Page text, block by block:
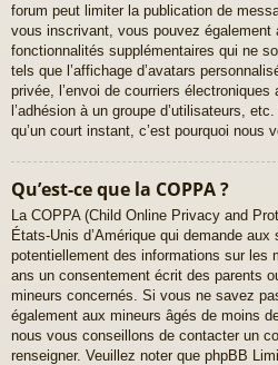
forum peut limiter la publication de
vous inscrivant, vous pouvez également
fonctionnalités supplémentaires qui ne
tels que l’affichage d’avatars
privée, l’envoi de courriers électroniques
l’adhésion à un groupe d’utilisateurs,
qu’un court instant, c’est pourquoi nous
Qu’est-ce que la COPPA ?
La COPPA (Child Online Privacy and
États-Unis d’Amérique qui demande
potentiellement des informations sur les
ans un consentement écrit des parents
mineurs concernés. Si vous ne savez
également aux mineurs âgés de moins
nous vous conseillons de contacter un
renseigner. Veuillez noter que phpBB